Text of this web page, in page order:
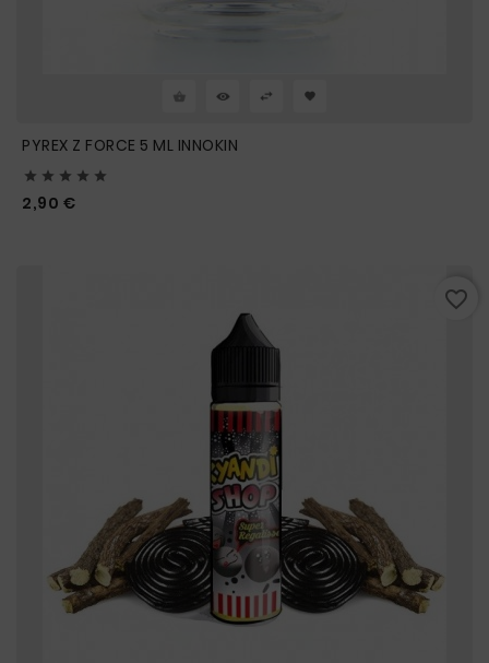
PYREX Z FORCE 5 ML INNOKIN
    
2,90 €
favorite_border